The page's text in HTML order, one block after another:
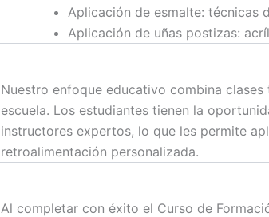
Aplicación de esmalte: técnicas
Aplicación de uñas postizas:
Nuestro enfoque educativo combina
escuela. Los estudiantes tienen la
instructores expertos, lo que les permite
retroalimentación personalizada.
Al completar con éxito el Curso de